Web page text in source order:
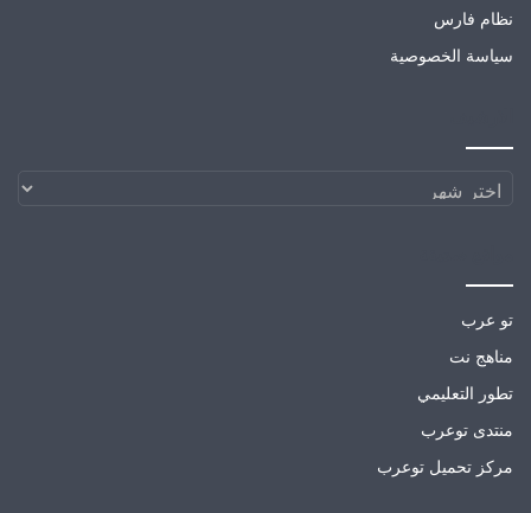
نظام فارس
سياسة الخصوصية
الارشيف
تو عرب
مناهج نت
تطور التعليمي
منتدى توعرب
مركز تحميل توعرب